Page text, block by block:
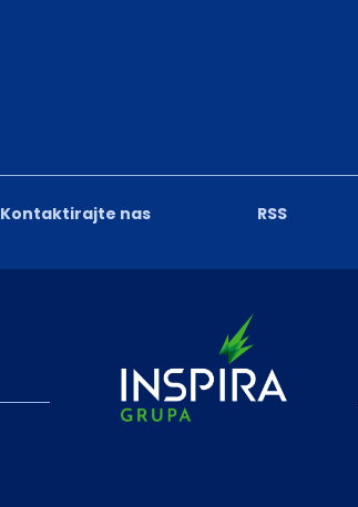
Kontaktirajte nas RSS